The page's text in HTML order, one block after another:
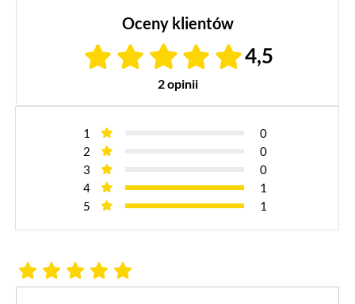
Oceny klientów
4,5
2 opinii
1
0
2
0
3
0
4
1
5
1